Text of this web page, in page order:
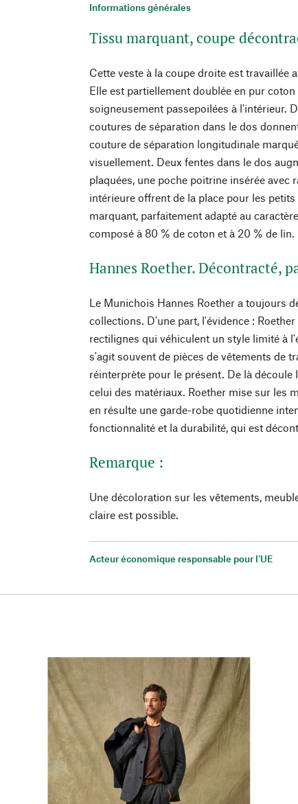
Informations générales
Tissu marquant, coupe
Cette veste à la coupe droite est travaillée
Elle est partiellement doublée en pur
soigneusement passepoilées à l'intérieur.
coutures de séparation dans le dos
couture de séparation longitudinale
visuellement. Deux fentes dans le dos
plaquées, une poche poitrine insérée avec
intérieure offrent de la place pour les
marquant, parfaitement adapté au
composé à 80 % de coton et à 20 % de lin.
Hannes Roether. Décontracté,
Le Munichois Hannes Roether a toujours
collections. D'une part, l'évidence :
rectilignes qui véhiculent un style limité à
s'agit souvent de pièces de vêtements de
réinterprète pour le présent. De là découle
celui des matériaux. Roether mise sur les
en résulte une garde-robe quotidienne
fonctionnalité et la durabilité, qui est
Remarque :
Une décoloration sur les vêtements,
claire est possible.
Acteur économique responsable pour l'UE